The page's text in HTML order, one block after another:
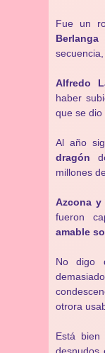
Fue un
Berlanga
Alfredo
haber
que se dio
Al año
dragón
millones
Azcona y
fueron
amable
No digo
otrora
Está